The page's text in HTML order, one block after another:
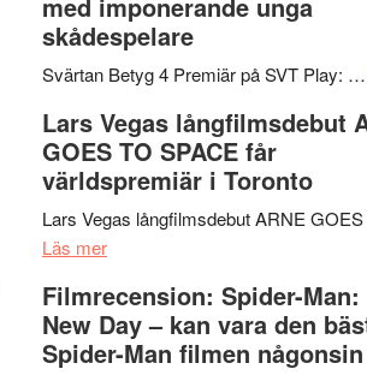
synas
i
tv4
Vem
kan
styra
Mauri?
skådespelare
Svärtan Betyg 4 Premiär på SVT Play: …
Lars Vegas långfilmsdebut
GOES TO SPACE får
världspremiär i Toronto
Lars Vegas långfilmsdebut ARNE
Läs merom
Vegas
långfilmsdebut
ARNE
Filmrecension: Spider-Man:
New Day – kan vara den
Spider-Man filmen någonsin